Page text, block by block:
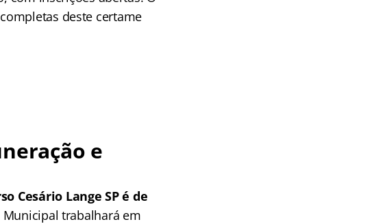
deste certame
e
Cesário Lange SP é de
trabalhará em